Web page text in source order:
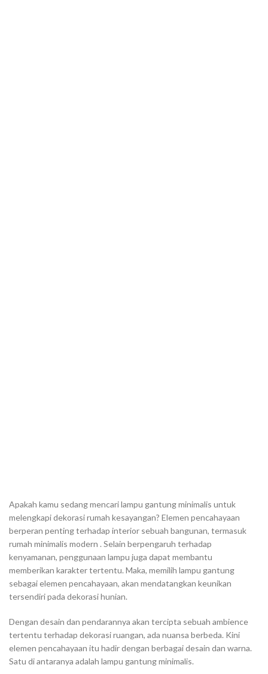
Apakah kamu sedang mencari lampu gantung minimalis untuk
melengkapi dekorasi rumah kesayangan? Elemen pencahayaan
berperan penting terhadap interior sebuah bangunan, termasuk
rumah minimalis modern . Selain berpengaruh terhadap
kenyamanan, penggunaan lampu juga dapat membantu
memberikan karakter tertentu. Maka, memilih lampu gantung
sebagai elemen pencahayaan, akan mendatangkan keunikan
tersendiri pada dekorasi hunian.
Dengan desain dan pendarannya akan tercipta sebuah ambience
tertentu terhadap dekorasi ruangan, ada nuansa berbeda. Kini
elemen pencahayaan itu hadir dengan berbagai desain dan warna.
Satu di antaranya adalah lampu gantung minimalis.